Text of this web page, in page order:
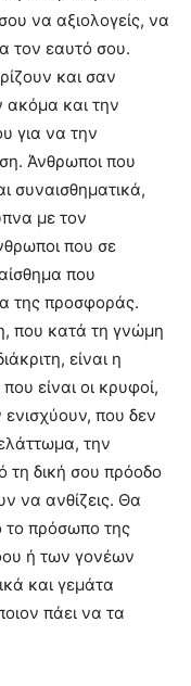
να αξιολογείς, να
τον εαυτό σου.
και σαν
ακόμα και την
για να την
Άνθρωποι που
συναισθηματικά,
με τον
που σε
που
της προσφοράς.
που κατά τη γνώμη
είναι η
είναι οι κρυφοί,
που δεν
την
τη δική σου πρόοδο
να ανθίζεις. Θα
το πρόσωπο της
ή των γονέων
και γεμάτα
πάει να τα